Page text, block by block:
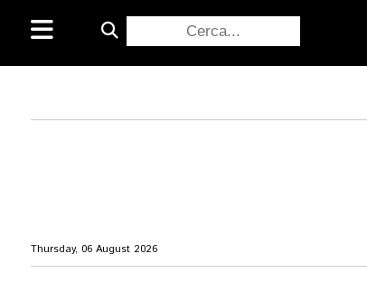
Thursday, 06 August 2026